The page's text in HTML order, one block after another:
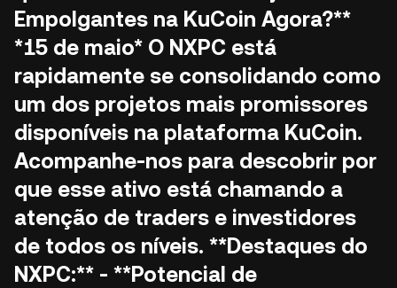
Empolgantes na KuCoin Agora?**
*15 de maio* O NXPC está
rapidamente se consolidando como
um dos projetos mais promissores
disponíveis na plataforma KuCoin.
Acompanhe-nos para descobrir por
que esse ativo está chamando a
atenção de traders e investidores
de todos os níveis. **Destaques do
NXPC:** - **Potencial de